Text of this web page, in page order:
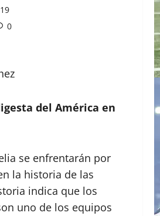
0
del América en
se enfrentarán por
la historia de las
indica que los
uno de los equipos